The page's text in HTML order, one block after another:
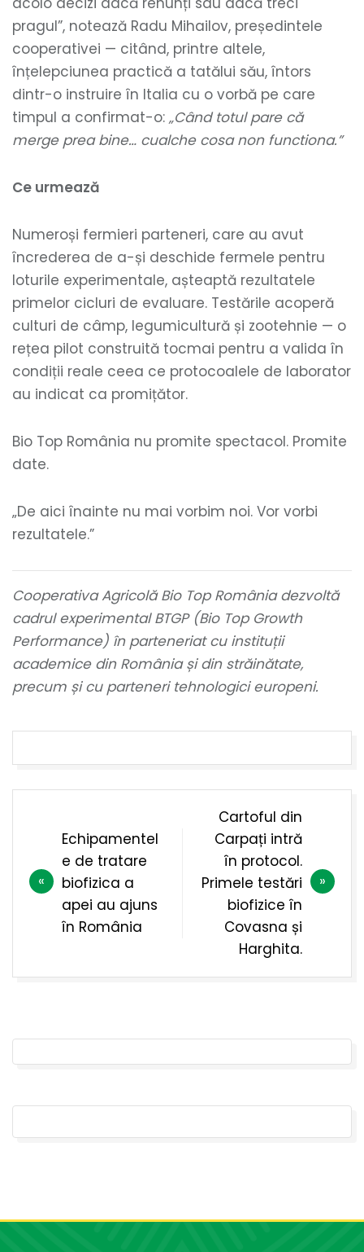
pragul”, notează Radu Mihailov, președintele
cooperativei — citând, printre altele,
înțelepciunea practică a tatălui său, întors
dintr-o instruire în Italia cu o vorbă pe care
timpul a confirmat-o: „Când totul pare că
merge prea bine… cualche cosa non functiona.”
Ce urmează
Numeroși fermieri parteneri, care au avut
încrederea de a-și deschide fermele pentru
loturile experimentale, așteaptă rezultatele
primelor cicluri de evaluare. Testările acoperă
culturi de câmp, legumicultură și zootehnie — o
rețea pilot construită tocmai pentru a valida în
condiții reale ceea ce protocoalele de laborator
au indicat ca promițător.
Bio Top România nu promite spectacol. Promite
date.
„De aici înainte nu mai vorbim noi. Vor vorbi
rezultatele.”
Cooperativa Agricolă Bio Top România dezvoltă
cadrul experimental BTGP (Bio Top Growth
Performance) în parteneriat cu instituții
academice din România și din străinătate,
precum și cu parteneri tehnologici europeni.
articole
Echipamentel
e de tratare
biofizica a
apei au ajuns
în România
Cartoful din
Carpați intră
în protocol.
Primele testări
biofizice în
Covasna și
Harghita.